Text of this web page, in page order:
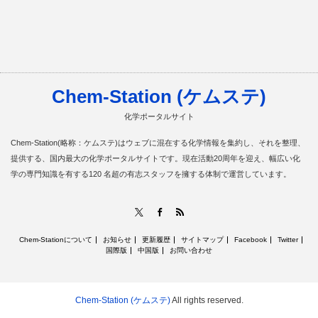
Chem-Station (ケムステ)
化学ポータルサイト
Chem-Station(略称：ケムステ)はウェブに混在する化学情報を集約し、それを整理、
提供する、国内最大の化学ポータルサイトです。現在活動20周年を迎え、幅広い化
学の専門知識を有する120 名超の有志スタッフを擁する体制で運営しています。
Facebook
Chem-Stationについて お知らせ 更新履歴 サイトマップ Facebook
Twitter
国際版
中国版 お問い合わせ
Chem-Station (ケムステ)All rights reserved.